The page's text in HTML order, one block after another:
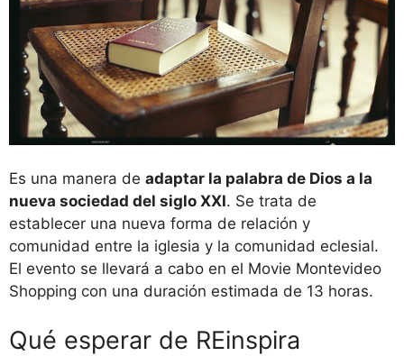
Es una manera de adaptar la palabra de Dios a la
nueva sociedad del siglo XXI. Se trata de
establecer una nueva forma de relación y
comunidad entre la iglesia y la comunidad eclesial.
El evento se llevará a cabo en el Movie Montevideo
Shopping con una duración estimada de 13 horas.
Qué esperar de REinspira